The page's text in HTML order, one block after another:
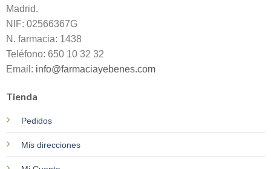
Madrid.
NIF: 02566367G
N. farmacia: 1438
Teléfono: 650 10 32 32
Email: info@farmaciayebenes.com
Tienda
Pedidos
Mis direcciones